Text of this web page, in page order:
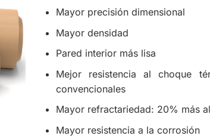
Mayor precisión dimensional
Mayor densidad
Pared interior más lisa
Mejor resistencia al choque
convencionales
Mayor refractariedad: 20% más
Mayor resistencia a la corrosión